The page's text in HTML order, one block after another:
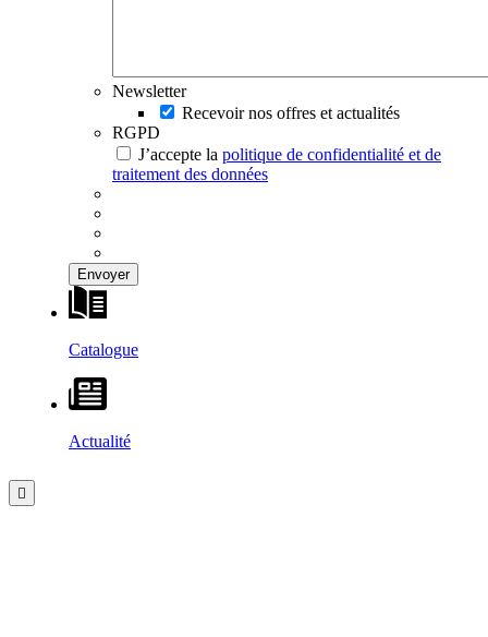
Newsletter
Recevoir nos offres et actualités
RGPD
J’accepte la politique de confidentialité et de
traitement des données
Catalogue
Actualité